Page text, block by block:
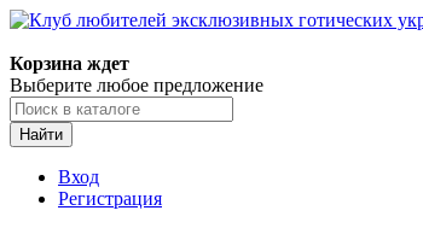
Корзина ждет
Выберите любое предложение
Найти
Вход
Регистрация